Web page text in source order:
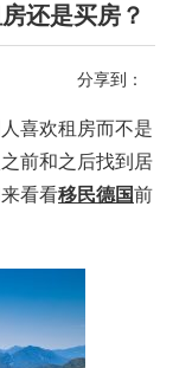
还是买房？
分享到：
喜欢租房而不是
前和之后找到居
看看移民德国前